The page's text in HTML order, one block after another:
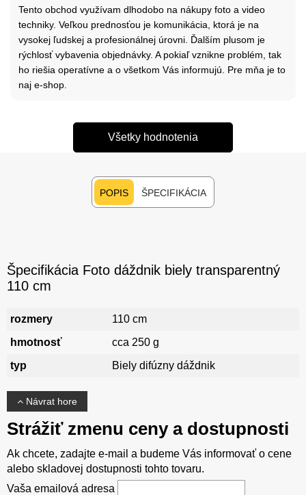
Tento obchod využívam dlhodobo na nákupy foto a video
techniky. Veľkou prednosťou je komunikácia, ktorá je na
vysokej ľudskej a profesionálnej úrovni. Ďalším plusom je
rýchlosť vybavenia objednávky. A pokiaľ vznikne problém, tak
ho riešia operatívne a o všetkom Vás informujú. Pre mňa je to
naj e-shop.
Všetky hodnotenia
POPIS ŠPECIFIKÁCIA
Špecifikácia Foto dáždnik biely transparentný
110 cm
rozmery
110 cm
hmotnosť
cca 250 g
typ
Biely difúzny dáždnik
Návrat hore
Strážiť zmenu ceny a dostupnosti
Ak chcete, zadajte e-mail a budeme Vás informovať o cene
alebo skladovej dostupnosti tohto tovaru.
Vaša emailová adresa